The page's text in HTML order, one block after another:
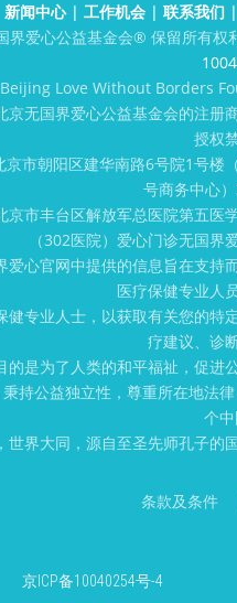
新闻中心 | 工作机会 | 联系我们 |
界爱心公益基金会®️ 保留所有权
Beijing Love Without Borders
京无国界爱心公益基金会的注册
授权
京市朝阳区建华南路6号院1号楼
号商务中心
京市丰台区解放军总医院第五医
（302医院）爱心门诊无国界
爱心官网中提供的信息旨在支持
医疗保健专业人
健专业人士，以获取有关您的特
疗建议、诊
的是为了人类的和平福祉，促进
持公益独立性，尊重所在地法
个中
界大同，源自至圣先师孔子的国
条款及条件
京ICP备10040254号-4